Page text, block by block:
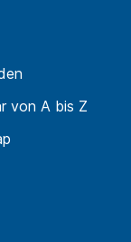
von A bis Z